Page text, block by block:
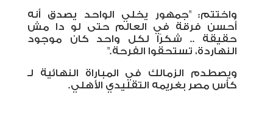
واختتم: "جمهور يخلي الواحد يصدق أنه
أحسن فرقة في العالم حتى لو دا مش
حقيقة .. شكرًا لكل واحد كان موجود
النهاردة، تستحقوا الفرحة."
ويصطدم الزمالك في المباراة النهائية لـ
كأس مصر بغريمه التقليدي الأهلي.